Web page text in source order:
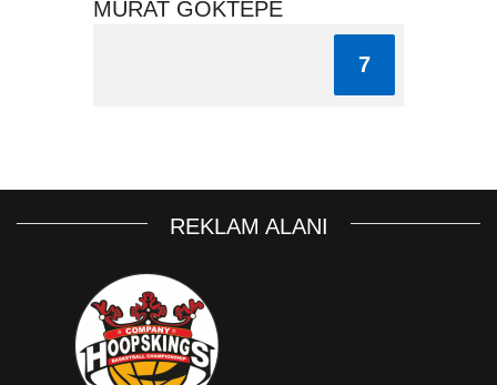
MURAT GÖKTEPE
7
REKLAM ALANI